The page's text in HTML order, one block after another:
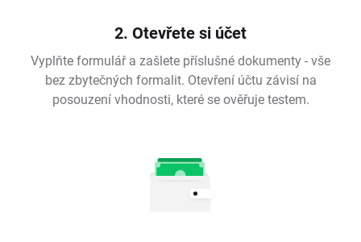
2. Otevřete si účet
Vyplňte formulář a zašlete příslušné dokumenty - vše
bez zbytečných formalit. Otevření účtu závisí na
posouzení vhodnosti, které se ověřuje testem.